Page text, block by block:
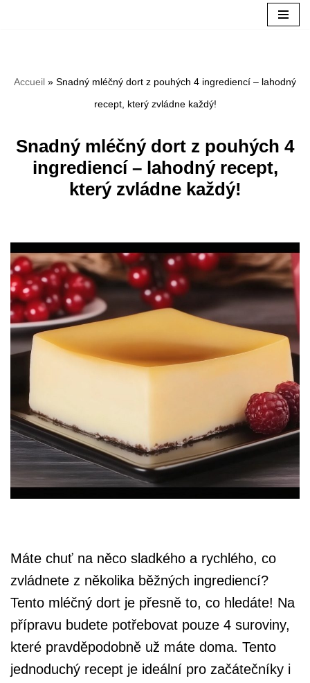
contenu
Accueil » Snadný mléčný dort z pouhých 4 ingrediencí – lahodný
recept, který zvládne každý!
Snadný mléčný dort z pouhých 4
ingrediencí – lahodný recept,
který zvládne každý!
Máte chuť na něco sladkého a rychlého, co
zvládnete z několika běžných ingrediencí?
Tento mléčný dort je přesně to, co hledáte! Na
přípravu budete potřebovat pouze 4 suroviny,
které pravděpodobně už máte doma. Tento
jednoduchý recept je ideální pro začátečníky i